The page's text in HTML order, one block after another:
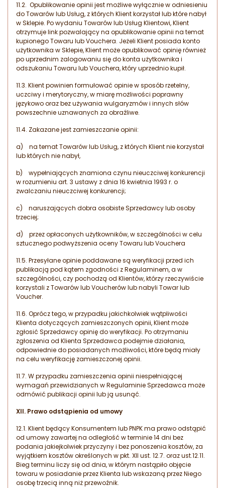
11.2. Opublikowanie opinii jest możliwe wyłącznie w odniesieniu
do Towarów lub Usług, z których Klient korzystał lub które nabył
w Sklepie. Po wydaniu Towarów lub Usług Klientowi, Klient
otrzymuje link pozwalający na opublikowanie opinii na temat
kupionego Towaru lub Vouchera. Jeżeli Klient posiada konto
użytkownika w Sklepie, Klient może opublikować opinię również
po uprzednim zalogowaniu się do konta użytkownika i
odszukaniu Towaru lub Vouchera, który uprzednio kupił.
11.3. Klient powinien formułować opinie w sposób rzetelny,
uczciwy i merytoryczny, w miarę możliwości poprawny
językowo oraz bez używania wulgaryzmów i innych słów
powszechnie uznawanych za obraźliwe.
11.4. Zakazane jest zamieszczanie opinii:
a) na temat Towarów lub Usług, z których Klient nie korzystał
lub których nie nabył,
b) wypełniających znamiona czynu nieuczciwej konkurencji
w rozumieniu art. 3 ustawy z dnia 16 kwietnia 1993 r. o
zwalczaniu nieuczciwej konkurencji;
c) naruszających dobra osobiste Sprzedawcy lub osoby
trzeciej;
d) przez opłaconych użytkowników, w szczególności w celu
sztucznego podwyższenia oceny Towaru lub Vouchera
11.5. Przesyłane opinie poddawane są weryfikacji przed ich
publikacją pod kątem zgodności z Regulaminem, a w
szczególności, czy pochodzą od Klientów, którzy rzeczywiście
korzystali z Towarów lub Voucherów lub nabyli Towar lub
Voucher.
11.6. Oprócz tego, w przypadku jakichkolwiek wątpliwości
Klienta dotyczących zamieszczonych opinii, Klient może
zgłosić Sprzedawcy opinię do weryfikacji. Po otrzymaniu
zgłoszenia od Klienta Sprzedawca podejmie działania,
odpowiednie do posiadanych możliwości, które będą miały
na celu weryfikację zamieszczonej opinii.
11.7. W przypadku zamieszczenia opinii niespełniającej
wymagań przewidzianych w Regulaminie Sprzedawca może
odmówić publikacji opinii lub ją usunąć.
XII. Prawo odstąpienia od umowy
12.1. Klient będący Konsumentem lub PNPK ma prawo odstąpić
od umowy zawartej na odległość w terminie 14 dni bez
podania jakiejkolwiek przyczyny i bez ponoszenia kosztów, za
wyjątkiem kosztów określonych w pkt. XII ust. 12.7. oraz ust.12.11.
Bieg terminu liczy się od dnia, w którym nastąpiło objęcie
towaru w posiadanie przez Klienta lub wskazaną przez Niego
osobę trzecią inną niż przewoźnik.